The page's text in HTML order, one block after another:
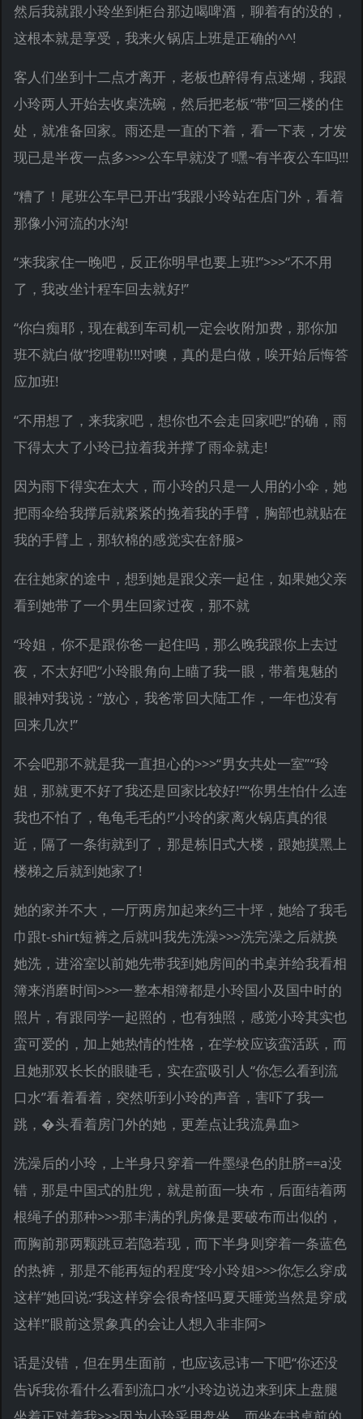
然后我就跟小玲坐到柜台那边喝啤酒，聊着有的没的，
这根本就是享受，我来火锅店上班是正确的^^!
客人们坐到十二点才离开，老板也醉得有点迷煳，我跟
小玲两人开始去收桌洗碗，然后把老板“带”回三楼的住
处，就准备回家。雨还是一直的下着，看一下表，才发
现已是半夜一点多>>>公车早就没了!嘿~有半夜公车吗!!!
“糟了！尾班公车早已开出”我跟小玲站在店门外，看着
那像小河流的水沟!
“来我家住一晚吧，反正你明早也要上班!”>>>“不不用
了，我改坐计程车回去就好!”
“你白痴耶，现在截到车司机一定会收附加费，那你加
班不就白做”挖哩勒!!!对噢，真的是白做，唉开始后悔答
应加班!
“不用想了，来我家吧，想你也不会走回家吧!”的确，雨
下得太大了小玲已拉着我并撑了雨伞就走!
因为雨下得实在太大，而小玲的只是一人用的小伞，她
把雨伞给我撑后就紧紧的挽着我的手臂，胸部也就贴在
我的手臂上，那软棉的感觉实在舒服>
在往她家的途中，想到她是跟父亲一起住，如果她父亲
看到她带了一个男生回家过夜，那不就
“玲姐，你不是跟你爸一起住吗，那么晚我跟你上去过
夜，不太好吧”小玲眼角向上瞄了我一眼，带着鬼魅的
眼神对我说：“放心，我爸常回大陆工作，一年也没有
回来几次!”
不会吧那不就是我一直担心的>>>“男女共处一室”“玲
姐，那就更不好了我还是回家比较好!”“你男生怕什么连
我也不怕了，龟龟毛毛的!”小玲的家离火锅店真的很
近，隔了一条街就到了，那是栋旧式大楼，跟她摸黑上
楼梯之后就到她家了!
她的家并不大，一厅两房加起来约三十坪，她给了我毛
巾跟t-shirt短裤之后就叫我先洗澡>>>洗完澡之后就换
她洗，进浴室以前她先带我到她房间的书桌并给我看相
簿来消磨时间>>>一整本相簿都是小玲国小及国中时的
照片，有跟同学一起照的，也有独照，感觉小玲其实也
蛮可爱的，加上她热情的性格，在学校应该蛮活跃，而
且她那双长长的眼睫毛，实在蛮吸引人“你怎么看到流
口水”看着看着，突然听到小玲的声音，害吓了我一
跳，�头看着房门外的她，更差点让我流鼻血>
洗澡后的小玲，上半身只穿着一件墨绿色的肚脐==a没
错，那是中国式的肚兜，就是前面一块布，后面结着两
根绳子的那种>>>那丰满的乳房像是要破布而出似的，
而胸前那两颗跳豆若隐若现，而下半身则穿着一条蓝色
的热裤，那是不能再短的程度“玲小玲姐>>>你怎么穿成
这样”她回说:“我这样穿会很奇怪吗夏天睡觉当然是穿成
这样!”眼前这景象真的会让人想入非非阿>
话是没错，但在男生面前，也应该忌讳一下吧“你还没
告诉我你看什么看到流口水”小玲边说边来到床上盘腿